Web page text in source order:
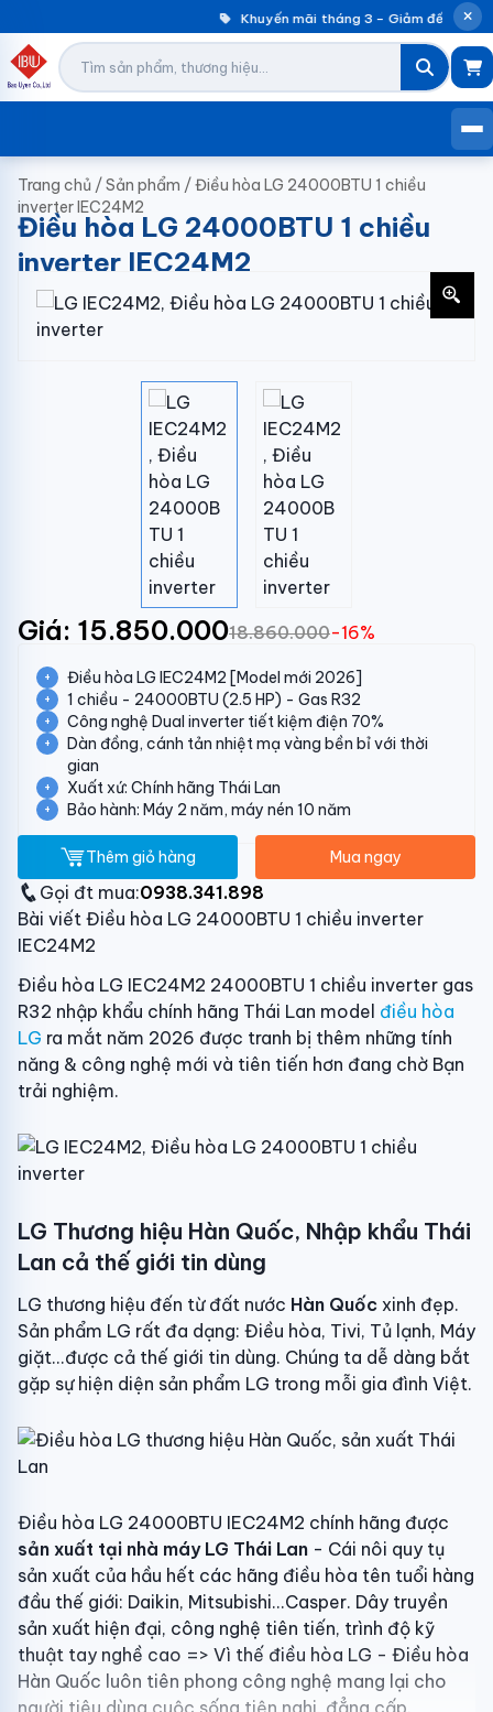
Khuyến mãi tháng 3 – Giảm đến
Trang chủ /Sản phẩm /Điều hòa LG 24000BTU 1 chiều
inverter IEC24M2
Điều hòa LG 24000BTU 1 chiều
inverter IEC24M2
Giá: 15.850.00018.860.000-16%
Điều hòa LG IEC24M2 [Model mới 2026]
1 chiều - 24000BTU (2.5 HP) - Gas R32
Công nghệ Dual inverter tiết kiệm điện 70%
Dàn đồng, cánh tản nhiệt mạ vàng bền bỉ với thời
gian
Xuất xứ: Chính hãng Thái Lan
Bảo hành: Máy 2 năm, máy nén 10 năm
Thêm giỏ hàng Mua ngay
Gọi đt mua:0938.341.898
Bài viết Điều hòa LG 24000BTU 1 chiều inverter
IEC24M2
Điều hòa LG IEC24M2 24000BTU 1 chiều inverter gas
R32 nhập khẩu chính hãng Thái Lan model điều hòa
LG ra mắt năm 2026 được tranh bị thêm những tính
năng & công nghệ mới và tiên tiến hơn đang chờ Bạn
trải nghiệm.
LG Thương hiệu Hàn Quốc, Nhập khẩu Thái
Lan cả thế giới tin dùng
LG thương hiệu đến từ đất nước Hàn Quốc xinh đẹp.
Sản phẩm LG rất đa dạng: Điều hòa, Tivi, Tủ lạnh, Máy
giặt...được cả thế giới tin dùng. Chúng ta dễ dàng bắt
gặp sự hiện diện sản phẩm LG trong mỗi gia đình Việt.
Điều hòa LG 24000BTU IEC24M2 chính hãng được
sản xuất tại nhà máy LG Thái Lan - Cái nôi quy tụ
sản xuất của hầu hết các hãng điều hòa tên tuổi hàng
đầu thế giới: Daikin, Mitsubishi...Casper. Dây truyền
sản xuất hiện đại, công nghệ tiên tiến, trình độ kỹ
thuật tay nghề cao => Vì thế điều hòa LG - Điều hòa
Hàn Quốc luôn tiên phong công nghệ mang lại cho
người tiêu dùng cuộc sống tiện nghi, đẳng cấp.